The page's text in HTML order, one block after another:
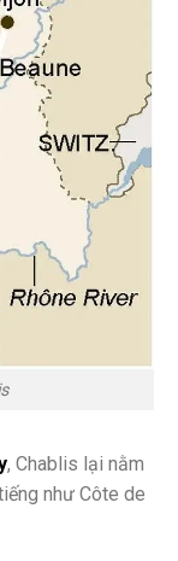
, Chablis lại nằm
như Côte de